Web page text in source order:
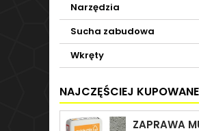
Narzędzia
Sucha zabudowa
Wkręty
NAJCZĘŚCIEJ KUPOWANE